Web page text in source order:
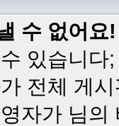
수 없어요!
있습니
전체 게
자가 님